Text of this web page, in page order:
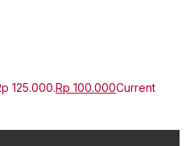
125.000.Rp 100.000Current